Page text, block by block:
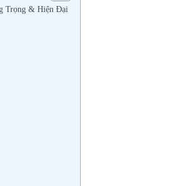
Trọng & Hiện Đại